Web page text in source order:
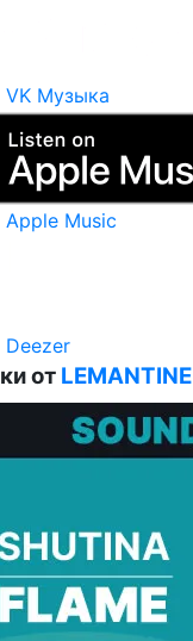
VK Музыка
Music
от LEMANTINE